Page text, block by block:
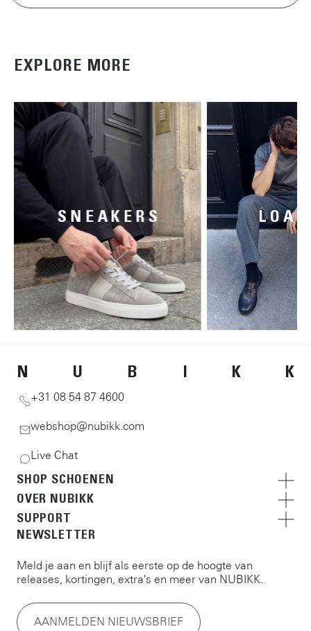
EXPLORE MORE
SNEAKERS
N U B I K K
+31 08 54 87 4600
webshop@nubikk.com
Live Chat
SHOP SCHOENEN
OVER NUBIKK
SUPPORT
NEWSLETTER
Meld je aan en blijf als eerste op de hoogte van
releases, kortingen, extra's en meer van NUBIKK.
AANMELDEN NIEUWSBRIEF